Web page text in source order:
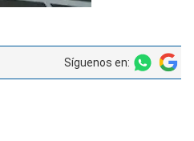
Síguenos en: